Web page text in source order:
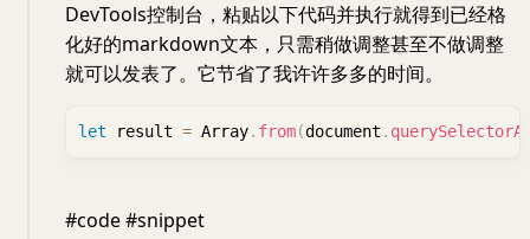
DevTools控制台，粘贴以下代码并执行就得到已经格
化好的markdown文本，只需稍做调整甚至不做调整
就可以发表了。它节省了我许许多多的时间。
let result = Array. from(document .
#code #snippet